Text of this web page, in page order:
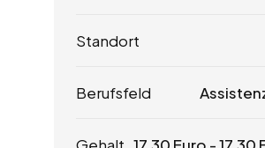
Standort
Berufsfeld